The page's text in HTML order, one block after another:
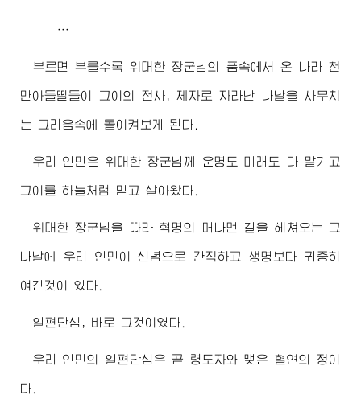
…
부르면 부를수록 위대한 장군님의 품속에서 온 나라 천
만아들딸들이 그이의 전사, 제자로 자라난 나날을 사무치
는 그리움속에 돌이켜보게 된다.
우리 인민은 위대한 장군님 께 운명도 미래도 다 맡기고
그이를 하늘처럼 믿고 살아왔다.
위대한 장군님을 따라 혁명의 머나먼 길을 헤쳐오는 그
나날에 우리 인민이 신념으로 간직하고 생명보다 귀중히
여긴것이 있다.
일편단심, 바로 그것이였다.
우리 인민의 일편단심은 곧 령도자와 맺은 혈연의 정이
다.